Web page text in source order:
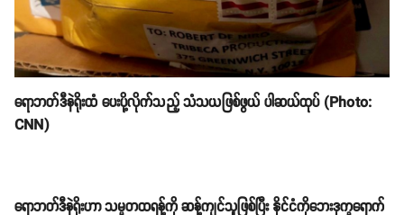
ရောဘတ်ဒီနဲရိုးထံ ပေးပို့လိုက်သည့် သံသယဖြစ်ဖွယ် ပါဆယ်ထုပ် (Photo:
CNN)
ရောဘတ်ဒီနဲရိုးဟာ သမ္မတထရန့်ကို ဆန့်ကျင်သူဖြစ်ပြီး နိုင်ငံကိုဘေးဒုက္ခရောက်